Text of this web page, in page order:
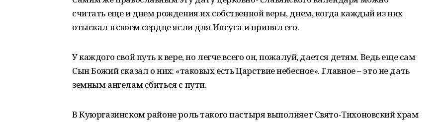
считать еще и днем рождения их собственной веры, днем, когда каждый из них
отыскал в своем сердце ясли для Иисуса и принял его.
У каждого свой путь к вере, но легче всего он, пожалуй, дается детям. Ведь еще сам
Сын Божий сказал о них: «таковых есть Царствие небесное». Главное – это не дать
земным анге­лам сбиться с пути.
В Куюргазинском районе роль такого па­стыря выполняет Свято-Тихоновский храм